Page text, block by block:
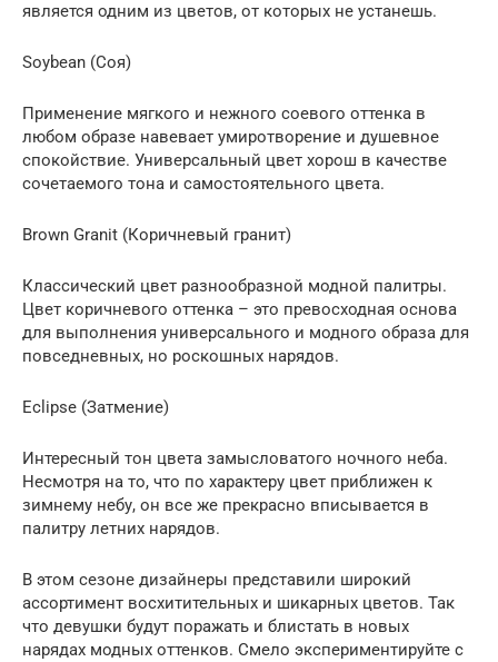
является одним из цветов, от которых не устанешь.
Soybean (Соя)
Применение мягкого и нежного соевого оттенка в
любом образе навевает умиротворение и душевное
спокойствие. Универсальный цвет хорош в качестве
сочетаемого тона и самостоятельного цвета.
Brown Granit (Коричневый гранит)
Классический цвет разнообразной модной палитры.
Цвет коричневого оттенка – это превосходная основа
для выполнения универсального и модного образа для
повседневных, но роскошных нарядов.
Eclipse (Затмение)
Интересный тон цвета замысловатого ночного неба.
Несмотря на то, что по характеру цвет приближен к
зимнему небу, он все же прекрасно вписывается в
палитру летних нарядов.
В этом сезоне дизайнеры представили широкий
ассортимент восхитительных и шикарных цветов. Так
что девушки будут поражать и блистать в новых
нарядах модных оттенков. Смело экспериментируйте с